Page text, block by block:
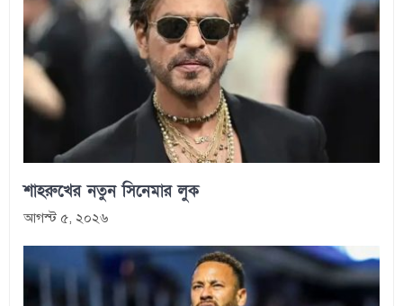
শাহরুখের নতুন সিনেমার লুক
আগস্ট ৫, ২০২৬